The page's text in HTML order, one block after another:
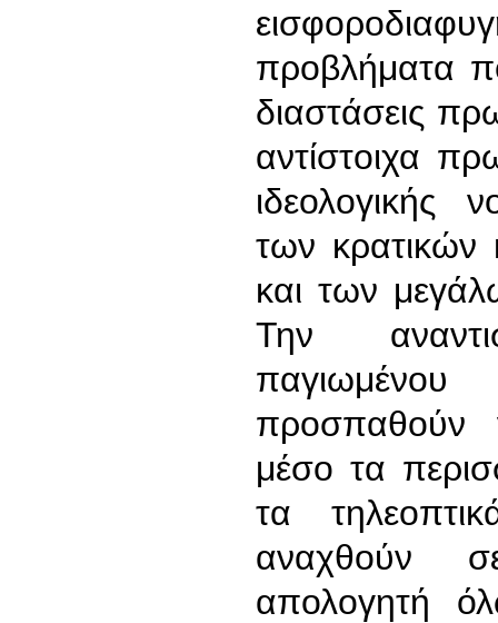
προβλήματα
διαστάσεις
αντίστοιχα
ιδεολογικής
των κρατικών
και των
Την
προσπαθούν
μέσο τα
τα
αναχθούν
απολογητή